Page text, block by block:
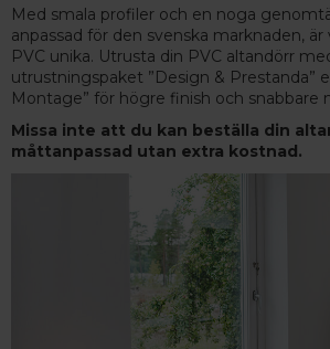
Med smala profiler och en noga
anpassad för den svenska marknaden, är
PVC unika. Utrusta din PVC altandörr
utrustningspaket ”Design & Prestanda”
Montage” för högre finish och snabbare
Missa inte att du kan beställa din
måttanpassad utan extra kostnad.